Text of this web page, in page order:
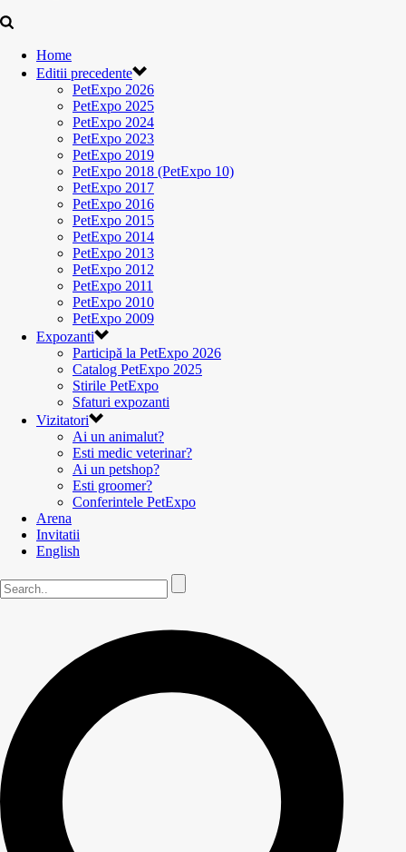
Home
Editii precedente
PetExpo 2026
PetExpo 2025
PetExpo 2024
PetExpo 2023
PetExpo 2019
PetExpo 2018 (PetExpo 10)
PetExpo 2017
PetExpo 2016
PetExpo 2015
PetExpo 2014
PetExpo 2013
PetExpo 2012
PetExpo 2011
PetExpo 2010
PetExpo 2009
Expozanti
Participă la PetExpo 2026
Catalog PetExpo 2025
Stirile PetExpo
Sfaturi expozanti
Vizitatori
Ai un animalut?
Esti medic veterinar?
Ai un petshop?
Esti groomer?
Conferintele PetExpo
Arena
Invitatii
English